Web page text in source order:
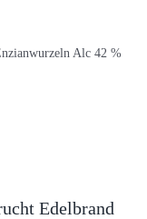
Alc 42 %
Edelbrand